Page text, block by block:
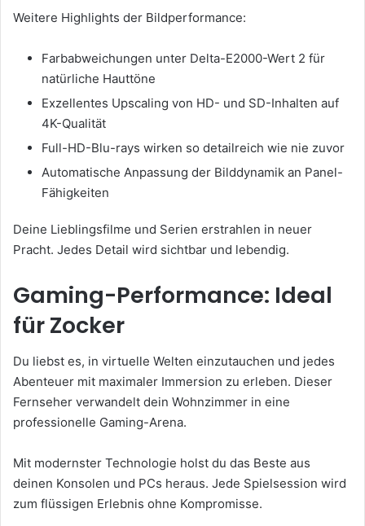
Weitere Highlights der Bildperformance:
Farbabweichungen unter Delta-E2000-Wert 2 für
natürliche Hauttöne
Exzellentes Upscaling von HD- und SD-Inhalten auf
4K-Qualität
Full-HD-Blu-rays wirken so detailreich wie nie zuvor
Automatische Anpassung der Bilddynamik an Panel-
Fähigkeiten
Deine Lieblingsfilme und Serien erstrahlen in neuer
Pracht. Jedes Detail wird sichtbar und lebendig.
Gaming-Performance: Ideal
für Zocker
Du liebst es, in virtuelle Welten einzutauchen und jedes
Abenteuer mit maximaler Immersion zu erleben. Dieser
Fernseher verwandelt dein Wohnzimmer in eine
professionelle Gaming-Arena.
Mit modernster Technologie holst du das Beste aus
deinen Konsolen und PCs heraus. Jede Spielsession wird
zum flüssigen Erlebnis ohne Kompromisse.